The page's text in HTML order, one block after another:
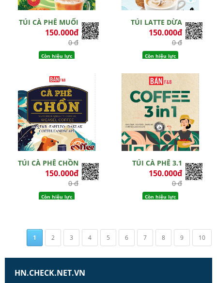
TÚI CÀ PHÊ MUỐI
150.000đ
0 đ
Còn hiệu lực
TÚI LATTE DỪA
150.000đ
0 đ
Còn hiệu lực
TÚI CÀ PHÊ CHỒN
150.000đ
0 đ
Còn hiệu lực
TÚI CÀ PHÊ 3.1
150.000đ
0 đ
Còn hiệu lực
1 2 3 4 5 6 7 8 9 10
HN.CHECK.NET.VN